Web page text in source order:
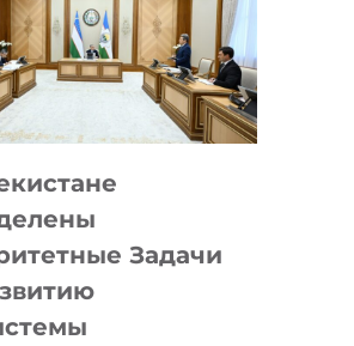
Задачи